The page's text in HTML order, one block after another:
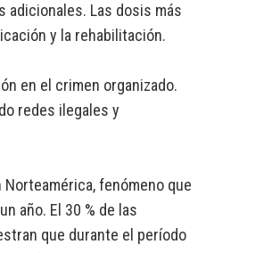
adicionales. Las dosis más
y la rehabilitación.
en el crimen organizado.
redes ilegales y
fenómeno que
año. El 30 % de las
que durante el período